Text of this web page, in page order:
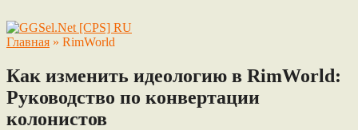
Главная » RimWorld
Как изменить идеологию в RimWorld:
Руководство по конвертации
колонистов